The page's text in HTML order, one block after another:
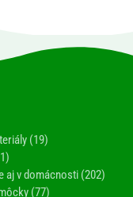
(19)
aj v domácnosti (202)
(77)